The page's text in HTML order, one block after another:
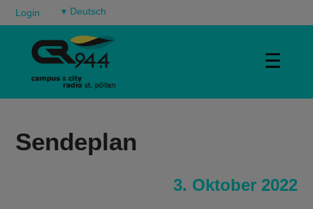
Login ▾
☰
Sendeplan
3. Oktober 2022